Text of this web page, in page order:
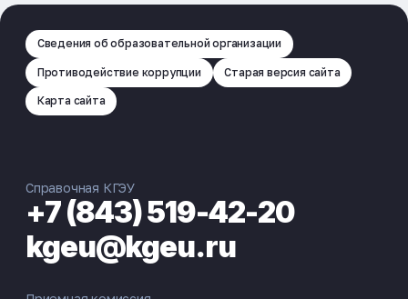
Сведения об образовательной организации
Противодействие коррупции Старая версия сайта
Карта сайта
Справочная КГЭУ
+7 (843) 519-42-20
kgeu@kgeu.ru